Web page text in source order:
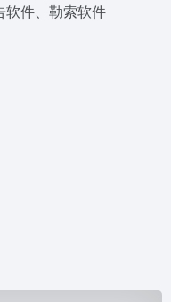
软件、勒索软件